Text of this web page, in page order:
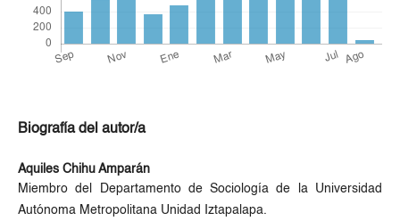
Biografía del autor/a
Aquiles Chihu Amparán
Miembro del Departamento de Sociología de la Universidad
Autónoma Metropolitana Unidad Iztapalapa.